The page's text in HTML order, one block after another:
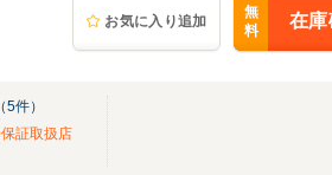
お気に入り追加
無
料
在庫
5件）
証取扱店